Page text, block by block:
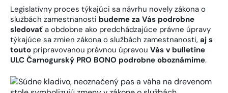
Legislatívny proces týkajúci sa návrhu novely zákona o
službách zamestnanosti budeme za Vás podrobne
sledovať a obdobne ako predchádzajúce právne úpravy
týkajúce sa zmien zákona o službách zamestnanosti, aj s
touto pripravovanou právnou úpravou Vás v bulletine
ULC Čarnogurský PRO BONO podrobne oboznámime.